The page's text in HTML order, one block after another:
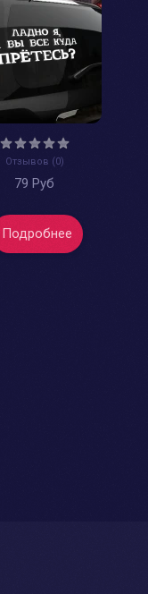
Отзывов (0)
79 Руб
Подробнее